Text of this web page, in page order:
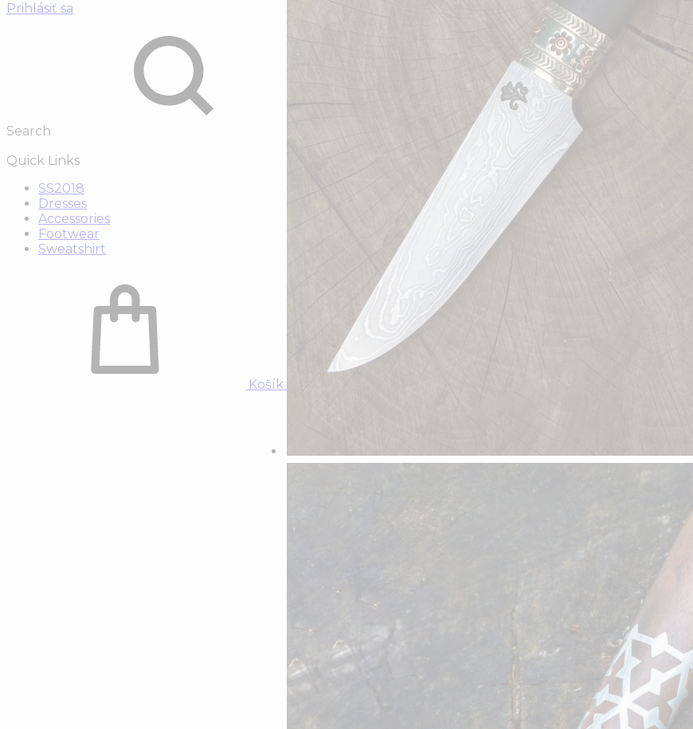
Prihlásiť sa
Search
Quick Links
SS2018
Dresses
Accessories
Footwear
Sweatshirt
Košík